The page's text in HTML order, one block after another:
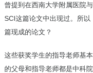
曾提到在西南大学附属医院
SCI这篇论文中出现过。所
篇现成的论文？
这些获奖学生的指导老师基
的父母和指导老师都是中科